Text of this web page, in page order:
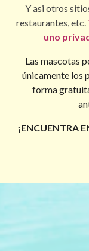
Y asi otros
restaurantes, etc.
uno
Las mascotas
únicamente los
forma
¡ENCUENTRA